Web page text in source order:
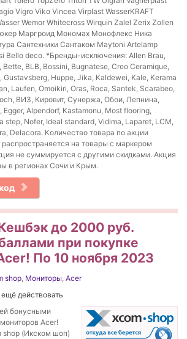
Vigro Viko Vincea Virplast WasserKRAFT
Wemor Whitecross Wirquin Zalel Zerix Zollen
Маргроид Мономах Монофлекс Ника
Сантехники Сантаком Maytoni Artelamp
Bello deco. *Бренды-исключения: Allen Brau,
BLB, Bossini, Bugnatese, Creo Ceramique,
Gustavsberg, Huppe, Jika, Kaldewei, Kale, Kerama
Laufen, Omoikiri, Oras, Roca, Santek, Scarabeo,
ВИЗ, Кировит, Сунержа, Обои, Лепнина,
Egger, Alpendorf, Kastamonu, Most flooring,
step, Nofer, Ideal standard, Vidima, Laparet, LCM,
Delacora. Количество товара по акции
на товары с маркером
не суммируется с другими скидками. Акция
в регионах Сочи и Крым.
до 2000 руб.
при покупке
По 10 ноября 2023
shop, Мониторы, Acer
действовать
бонусными
Acer!
shop (Икском шоп)